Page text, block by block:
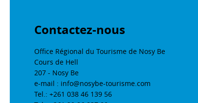
Contactez-nous
Office Régional du Tourisme de Nosy Be
Cours de Hell
207 - Nosy Be
e-mail : info@nosybe-tourisme.com
Tel.: +261 038 46 139 56